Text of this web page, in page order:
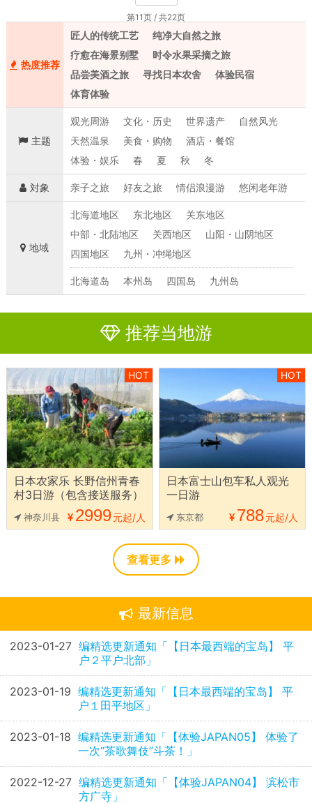
第11页 / 共22页
热度推荐
匠人的传统工艺
纯净大自然之旅
疗愈在海景别墅
时令水果采摘之旅
品尝美酒之旅
寻找日本农舍
体验民宿
体育体验
主题
观光周游 文化・历史 世界遗产
自然风光
天然温泉
美食・购物
酒店・餐馆
体验・娱乐
春 夏 秋 冬
対象 亲子之旅 好友之旅 情侣浪漫游 悠闲老年游
地域
北海道地区 东北地区
关东地区
中部・北陆地区
关西地区
山阳・山阴地区
四国地区
九州・冲绳地区
北海道岛 本州岛 四国岛 九州岛
推荐当地游
HOT
日本农家乐 长野信州青春
村3日游（包含接送服务）
神奈川县 2999元起/人
HOT
日本富士山包车私人观光
一日游
东京都 788元起/人
查看更多
最新信息
2023-01-27 编精选更新通知「【日本最西端的宝岛】 平
户２平户北部」
2023-01-19 编精选更新通知「【日本最西端的宝岛】 平
户１田平地区」
2023-01-18 编精选更新通知「【体验JAPAN05】 体验了
一次“茶歌舞伎”斗茶！」
2022-12-27 编精选更新通知「【体验JAPAN04】 滨松市
方广寺」